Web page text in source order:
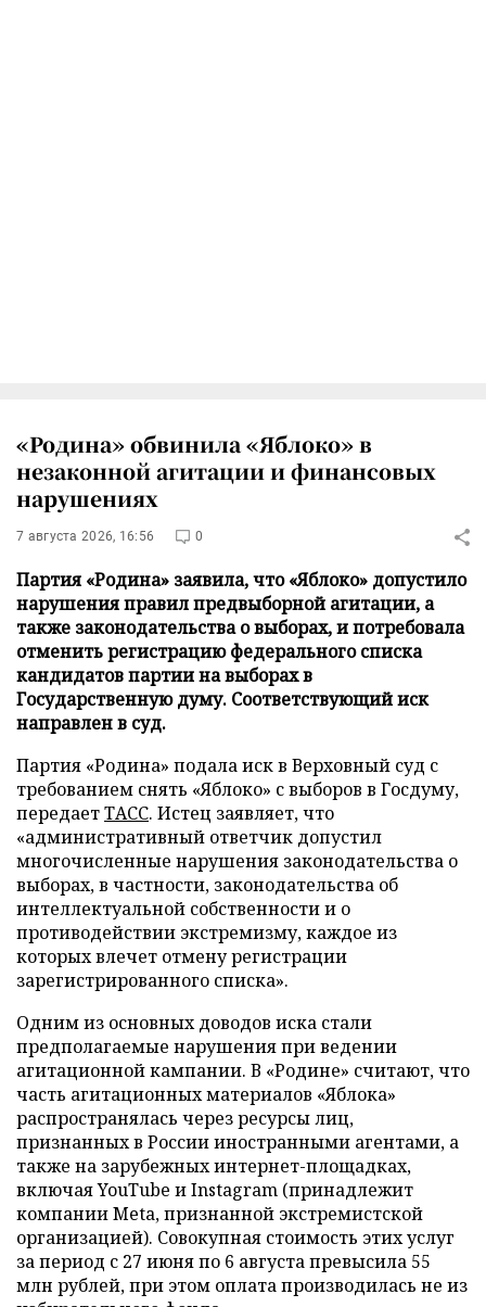
«Родина» обвинила «Яблоко» в
незаконной агитации и финансовых
нарушениях
7 августа 2026, 16:56 0
Партия «Родина» заявила, что «Яблоко» допустило
нарушения правил предвыборной агитации, а
также законодательства о выборах, и потребовала
отменить регистрацию федерального списка
кандидатов партии на выборах в
Государственную думу. Соответствующий иск
направлен в суд.
Партия «Родина» подала иск в Верховный суд с
требованием снять «Яблоко» с выборов в Госдуму,
передаетТАСС. Истец заявляет, что
«административный ответчик допустил
многочисленные нарушения законодательства о
выборах, в частности, законодательства об
интеллектуальной собственности и о
противодействии экстремизму, каждое из
которых влечет отмену регистрации
зарегистрированного списка».
Одним из основных доводов иска стали
предполагаемые нарушения при ведении
агитационной кампании. В «Родине» считают, что
часть агитационных материалов «Яблока»
распространялась через ресурсы лиц,
признанных в России иностранными агентами, а
также на зарубежных интернет-площадках,
включая YouTube и Instagram (принадлежит
компании Meta, признанной экстремистской
организацией). Совокупная стоимость этих услуг
за период с 27 июня по 6 августа превысила 55
млн рублей, при этом оплата производилась не из